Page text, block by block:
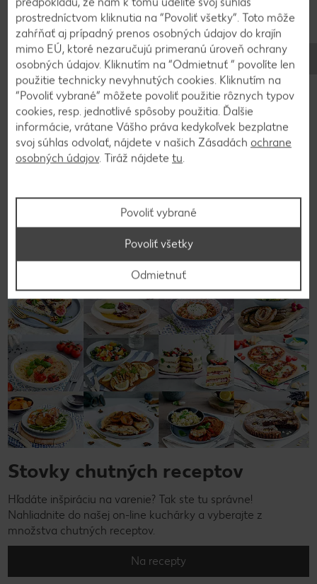
2
V mixéri pripravíme kašu z tofu a zeleninového
vývaru. Pridáme petržlenovú vňať, vychladnutú
zmes hokkaida a zahustíme pohánkovými
vločkami. Zo zmesi tvarujeme guľôčky, ktoré na
vymastenom plechu roztlačíme na fašírky a
pečieme na 200 °C podľa potreby z oboch strán.
Stovky chutných receptov
Hľadáte inšpiráciu na varenie? Tak ste tu správne!
Nahliadnite do našej on-line kuchárky a vyberajte z
množstva chutných receptov.
Na recepty
prostredníctvom kliknutia na “Povoliť všetky”. Toto môže
zahŕňať aj prípadný prenos osobných údajov do krajín
mimo EÚ, ktoré nezaručujú primeranú úroveň ochrany
osobných údajov. Kliknutím na “Odmietnuť ” povolíte len
použitie technicky nevyhnutých cookies. Kliknutím na
“Povoliť vybrané” môžete povoliť použitie rôznych typov
cookies, resp. jednotlivé spôsoby použitia. Ďalšie
informácie, vrátane Vášho práva kedykoľvek bezplatne
svoj súhlas odvolať, nájdete v našich Zásadách ochrane
osobných údajov. Tiráž nájdete tu.
Povoliť vybrané
Odmietnuť
Povoliť všetky